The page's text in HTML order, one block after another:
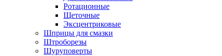
Ротационные
Щеточные
Эксцентриковые
Шприцы для смазки
Штроборезы
Шуруповерты